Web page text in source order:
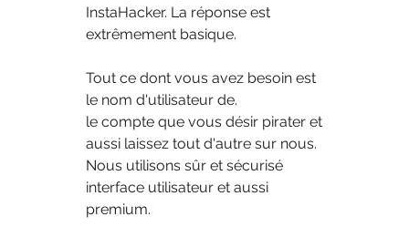
InstaHacker. La réponse est
extrêmement basique.
Tout ce dont vous avez besoin est
le nom d'utilisateur de.
le compte que vous désir pirater et
aussi laissez tout d'autre sur nous.
Nous utilisons sûr et sécurisé
interface utilisateur et aussi
premium.